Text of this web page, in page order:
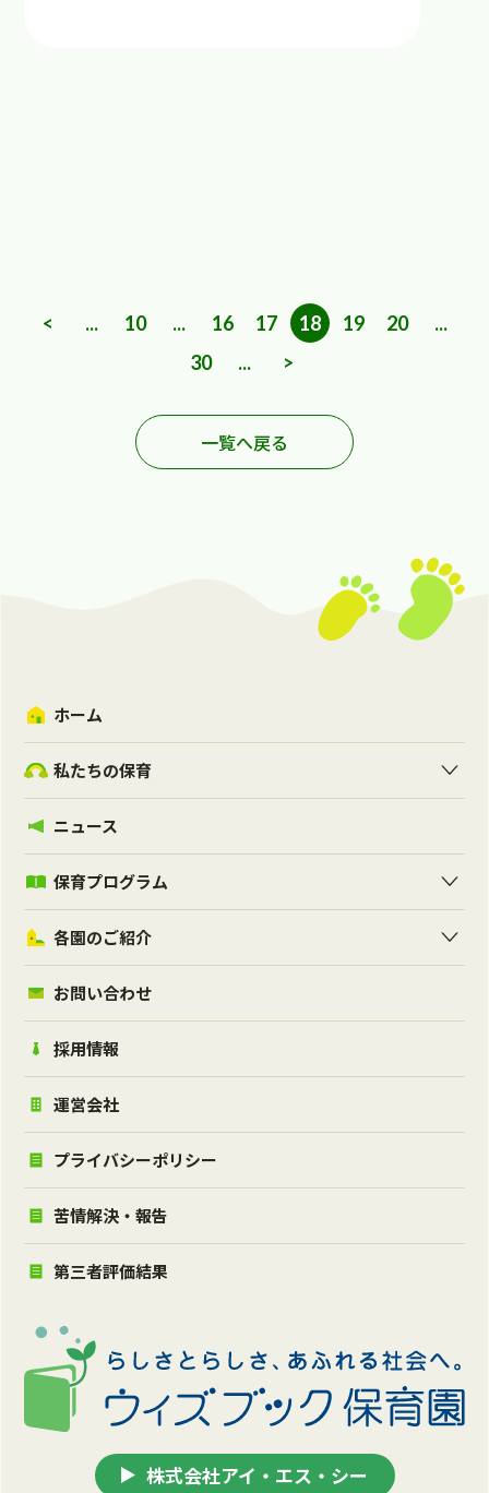
< ... 10 ... 16 17 18 19 20
...
30
... >
一覧へ戻る
株式会社アイ・エス・シー
ホーム
私たちの保育
ニュース
保育プログラム
各園のご紹介
お問い合わせ
採用情報
運営会社
プライバシーポリシー
苦情解決・報告
第三者評価結果